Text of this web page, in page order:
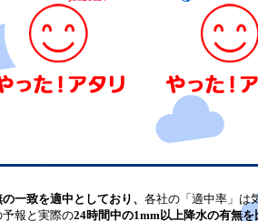
一致を適中としており、 各社の「適中率」は
報と実際の24時間中の1mm以上降水の有無を